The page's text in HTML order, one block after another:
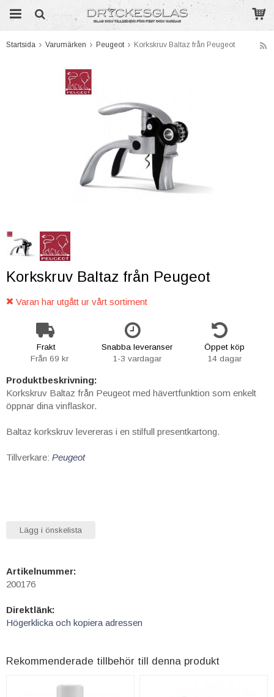
Startsida Varumärken Peugeot Korkskruv Baltaz från Peugeot
Korkskruv Baltaz från Peugeot
Varan har utgått ur vårt sortiment
Frakt
Från 69 kr
Snabba leveranser
1-3 vardagar
Öppet köp
14 dagar
Produktbeskrivning:
Korkskruv Baltaz från Peugeot med hävertfunktion som enkelt
öppnar dina vinflaskor.
Baltaz korkskruv levereras i en stilfull presentkartong.
Tillverkare: Peugeot
Lägg i önskelista
Artikelnummer:
200176
Direktlänk:
Högerklicka och kopiera adressen
Rekommenderade tillbehör till denna produkt